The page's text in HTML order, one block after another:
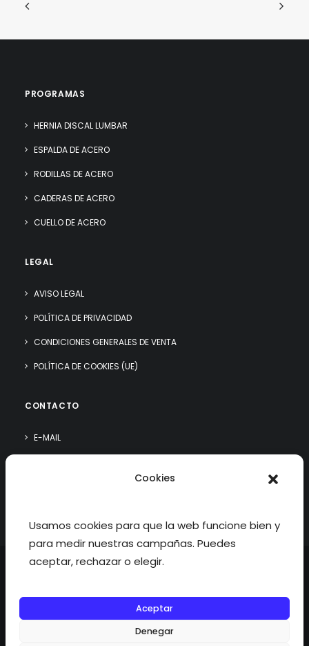
Cookies
Usamos cookies para que la web funcione bien y
para medir nuestras campañas. Puedes
aceptar, rechazar o elegir.
Aceptar
Denegar
PROGRAMAS
HERNIA DISCAL LUMBAR
ESPALDA DE ACERO
RODILLAS DE ACERO
CADERAS DE ACERO
CUELLO DE ACERO
LEGAL
AVISO LEGAL
POLÍTICA DE PRIVACIDAD
CONDICIONES GENERALES DE VENTA
POLÍTICA DE COOKIES (UE)
CONTACTO
E-MAIL
©2026 fisioterapiatualcance todos los derechos reservados.